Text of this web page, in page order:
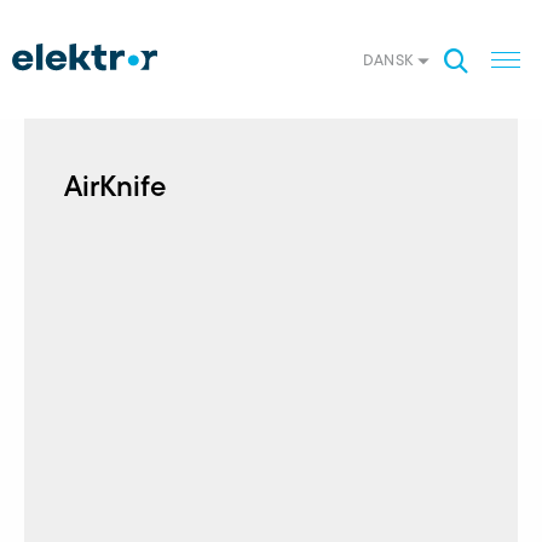
DANSK
AirKnife